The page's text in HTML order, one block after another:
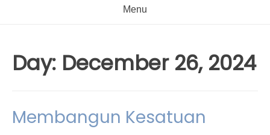
Menu
Day: December 26, 2024
Membangun Kesatuan